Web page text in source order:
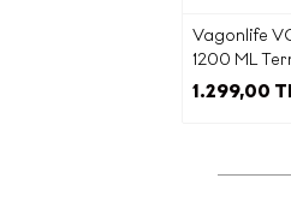
Vagonlife
1200 ML
1.299,00